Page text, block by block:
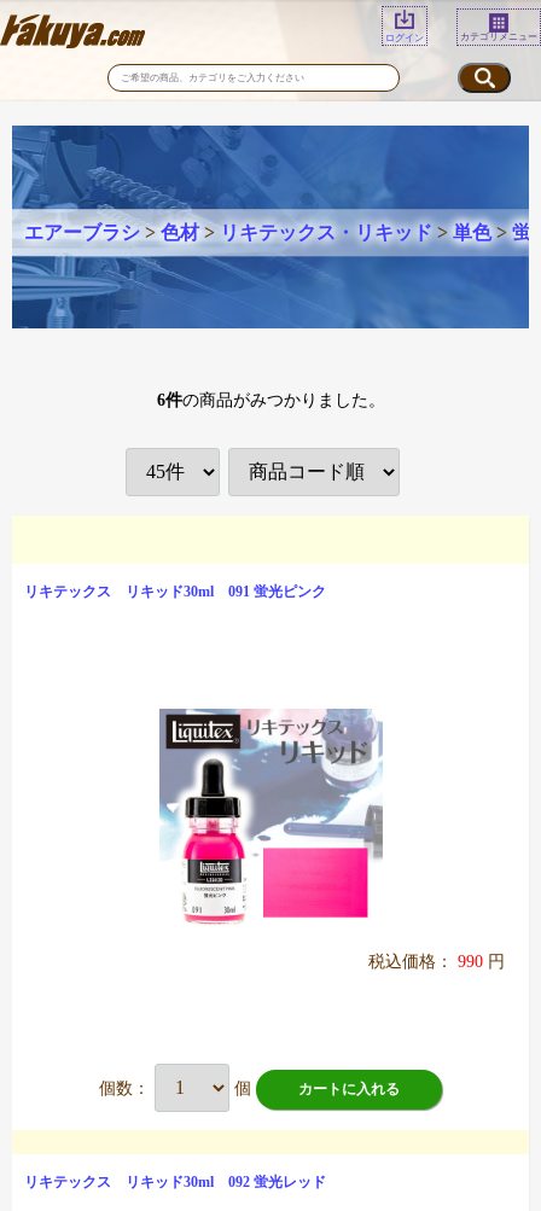
ログイン カテゴリメニュー
エアーブラシ > 色材> リキテックス・リキッド > 単色> 蛍
6件の商品がみつかりました。
リキテックス リキッド30ml 091 蛍光ピンク
税込価格： 990 円
個数： 個 カートに入れる
リキテックス リキッド30ml 092 蛍光レッド